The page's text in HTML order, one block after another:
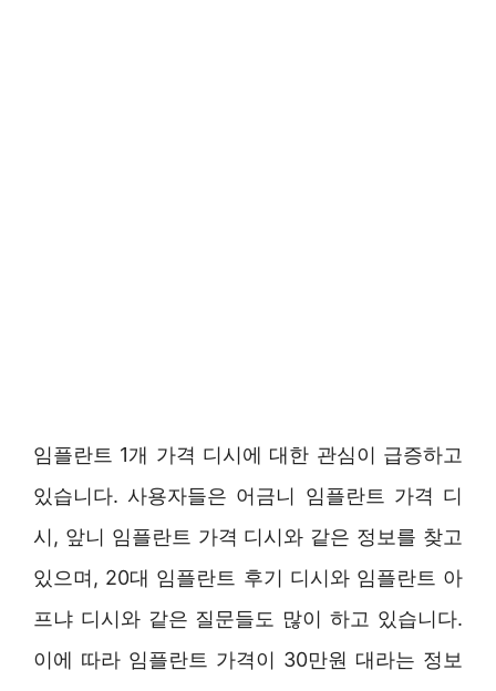
임플란트 1개 가격 디시에 대한 관심이 급증하고
있습니다. 사용자들은 어금니 임플란트 가격 디
시, 앞니 임플란트 가격 디시와 같은 정보를 찾고
있으며, 20대 임플란트 후기 디시와 임플란트 아
프냐 디시와 같은 질문들도 많이 하고 있습니다.
이에 따라 임플란트 가격이 30만원 대라는 정보